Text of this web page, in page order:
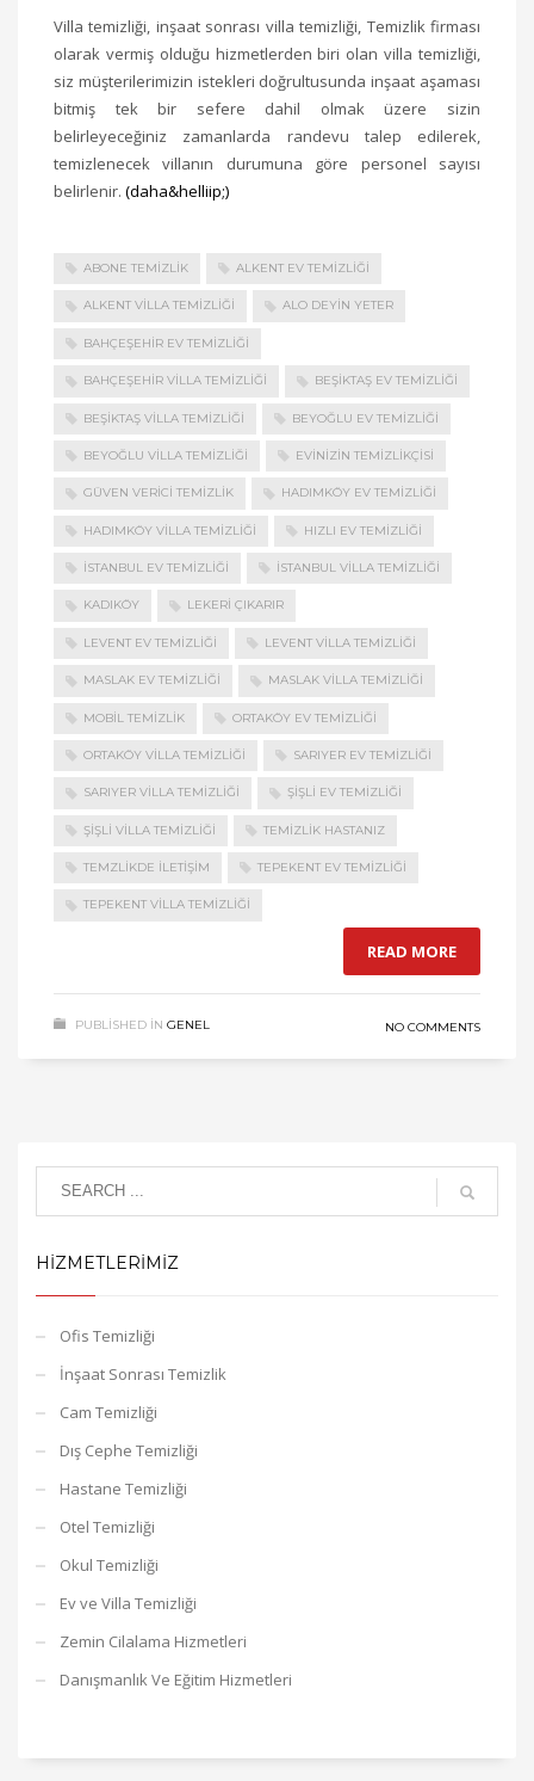
Villa temizliği, inşaat sonrası villa temizliği, Temizlik firması
olarak vermiş olduğu hizmetlerden biri olan villa temizliği,
siz müşterilerimizin istekleri doğrultusunda inşaat aşaması
bitmiş tek bir sefere dahil olmak üzere sizin
belirleyeceğiniz zamanlarda randevu talep edilerek,
temizlenecek villanın durumuna göre personel sayısı
belirlenir. (daha&helliip;)
ABONE TEMIZLIK ALKENT EV TEMIZLIĞI
ALKENT VILLA TEMIZLIĞI ALO DEYIN YETER
BAHÇEŞEHIR EV TEMIZLIĞI
BAHÇEŞEHIR VILLA TEMIZLIĞI BEŞIKTAŞ EV TEMIZLIĞI
BEŞIKTAŞ VILLA TEMIZLIĞI BEYOĞLU EV TEMIZLIĞI
BEYOĞLU VILLA TEMIZLIĞI EVINIZIN TEMIZLIKÇISI
GÜVEN VERICI TEMIZLIK HADIMKÖY EV TEMIZLIĞI
HADIMKÖY VILLA TEMIZLIĞI HIZLI EV TEMIZLIĞI
İSTANBUL EV TEMIZLIĞI İSTANBUL VILLA TEMIZLIĞI
KADIKÖY LEKERI ÇIKARIR
LEVENT EV TEMIZLIĞI LEVENT VILLA TEMIZLIĞI
MASLAK EV TEMIZLIĞI MASLAK VILLA TEMIZLIĞI
MOBIL TEMIZLIK ORTAKÖY EV TEMIZLIĞI
ORTAKÖY VILLA TEMIZLIĞI SARIYER EV TEMIZLIĞI
SARIYER VILLA TEMIZLIĞI ŞIŞLI EV TEMIZLIĞI
ŞIŞLI VILLA TEMIZLIĞI TEMIZLIK HASTANIZ
TEMZLIKDE ILETIŞIM TEPEKENT EV TEMIZLIĞI
TEPEKENT VILLA TEMIZLIĞI
READ MORE
PUBLISHED IN GENEL NO COMMENTS
HIZMETLERIMIZ
Ofis Temizliği
İnşaat Sonrası Temizlik
Cam Temizliği
Dış Cephe Temizliği
Hastane Temizliği
Otel Temizliği
Okul Temizliği
Ev ve Villa Temizliği
Zemin Cilalama Hizmetleri
Danışmanlık Ve Eğitim Hizmetleri